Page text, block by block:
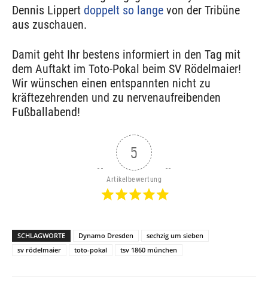
Dennis Lippert doppelt so lange von der Tribüne
aus zuschauen.
Damit geht Ihr bestens informiert in den Tag mit
dem Auftakt im Toto-Pokal beim SV Rödelmaier!
Wir wünschen einen entspannten nicht zu
kräftezehrenden und zu nervenaufreibenden
Fußballabend!
5
Artikelbewertung
SCHLAGWORTE Dynamo Dresden
sechzig um sieben
sv rödelmaier
toto-pokal tsv 1860 münchen